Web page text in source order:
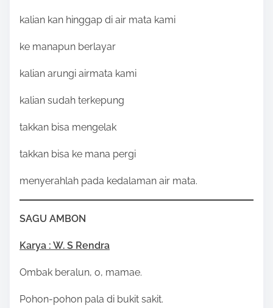
kalian kan hinggap di air mata kami
ke manapun berlayar
kalian arungi airmata kami
kalian sudah terkepung
takkan bisa mengelak
takkan bisa ke mana pergi
menyerahlah pada kedalaman air mata.
SAGU AMBON
Karya : W. S Rendra
Ombak beralun, o, mamae.
Pohon-pohon pala di bukit sakit.